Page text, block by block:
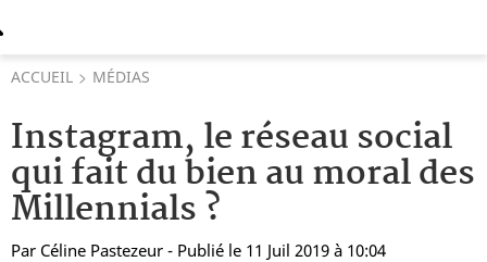
ACCUEIL MÉDIAS
Instagram, le réseau social
qui fait du bien au moral des
Millennials ?
Par Céline Pastezeur - Publié le 11 Juil 2019 à 10:04